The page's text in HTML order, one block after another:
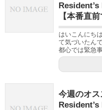
【本番直前
はいこんにち
て気づいたん
都心では緊急
今週のオ